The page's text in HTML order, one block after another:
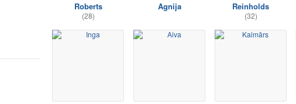
Roberts
(28)
Agnija Reinholds
(32)